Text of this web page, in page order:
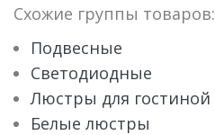
Схожие группы товаров:
Подвесные
Светодиодные
Люстры для гостиной
Белые люстры